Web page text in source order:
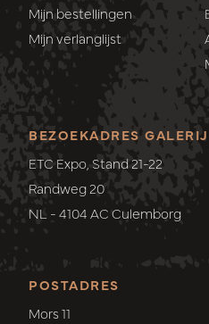
Mijn bestellingen
Mijn verlanglijst
POSTADRES
Mors 11
BEZOEKADRES GALERIJ
ETC Expo, Stand 21-22
Randweg 20
NL - 4104 AC Culemborg